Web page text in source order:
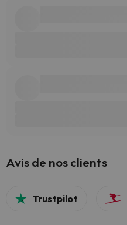
Avis de nos clients
Trustpilot